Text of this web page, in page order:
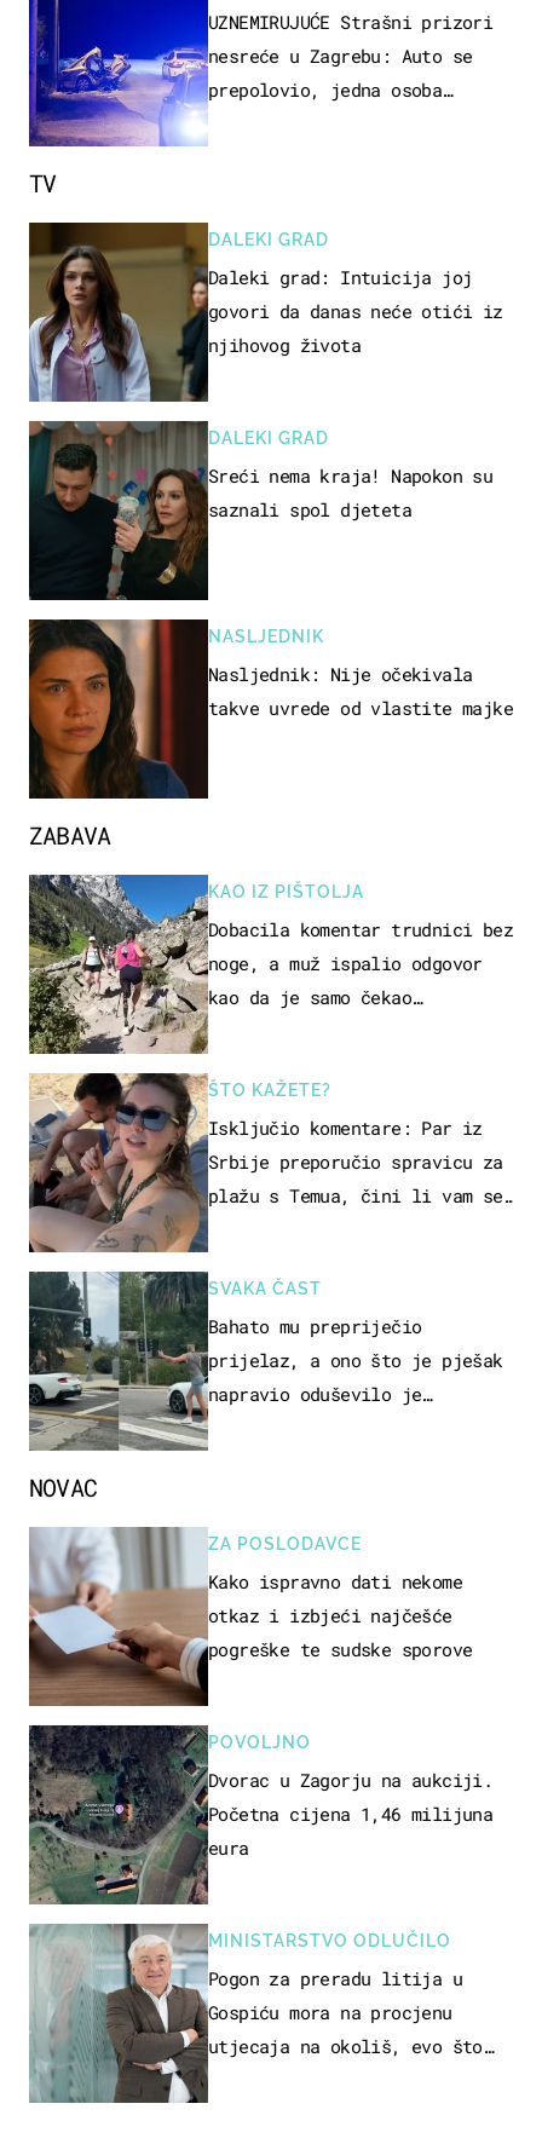
UZNEMIRUJUĆE Strašni prizori
nesreće u Zagrebu: Auto se
prepolovio, jedna osoba
ZABAVA
KAO IZ PIŠTOLJA
Dobacila komentar trudnici bez
noge, a muž ispalio odgovor
kao da je samo čekao…
ŠTO KAŽETE?
Isključio komentare: Par iz
Srbije preporučio spravicu za
plažu s Temua, čini li vam se
SVAKA ČAST
Bahato mu prepriječio
prijelaz, a ono što je pješak
napravio oduševilo je
TV
DALEKI GRAD
Daleki grad: Intuicija joj
govori da danas neće otići iz
njihovog života
DALEKI GRAD
Sreći nema kraja! Napokon su
saznali spol djeteta
NASLJEDNIK
Nasljednik: Nije očekivala
takve uvrede od vlastite majke
NOVAC
ZA POSLODAVCE
Kako ispravno dati nekome
otkaz i izbjeći najčešće
pogreške te sudske sporove
POVOLJNO
Dvorac u Zagorju na aukciji.
Početna cijena 1,46 milijuna
eura
MINISTARSTVO ODLUČILO
Pogon za preradu litija u
Gospiću mora na procjenu
utjecaja na okoliš, evo što